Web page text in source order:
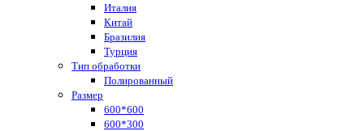
Италия
Китай
Бразилия
Турция
Тип обработки
Полированный
Размер
600*600
600*300